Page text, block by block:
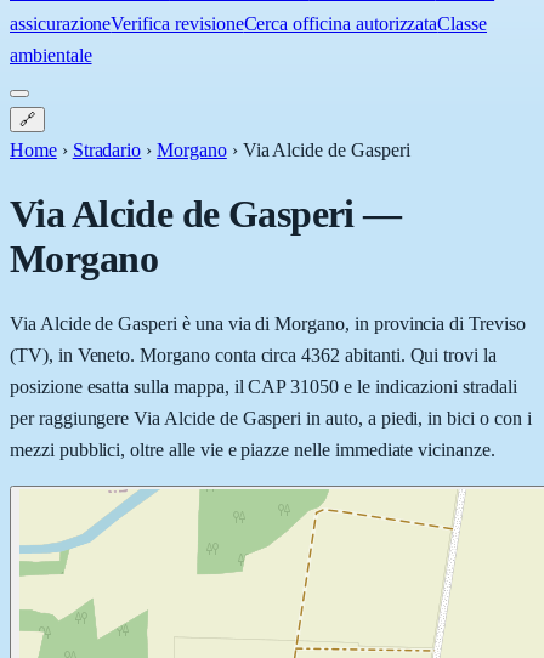
assicurazioneVerifica revisioneCerca officina autorizzataClasse
ambientale
🔗
Home › Stradario › Morgano › Via Alcide de Gasperi
Via Alcide de Gasperi—
Morgano
Via Alcide de Gasperi è una via di Morgano, in provincia di Treviso
(TV), in Veneto. Morgano conta circa 4362 abitanti. Qui trovi la
posizione esatta sulla mappa, il CAP 31050 e le indicazioni stradali
per raggiungere Via Alcide de Gasperi in auto, a piedi, in bici o con i
mezzi pubblici, oltre alle vie e piazze nelle immediate vicinanze.